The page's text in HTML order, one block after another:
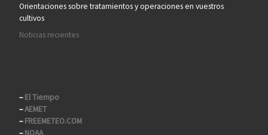
Orientaciones sobre tratamientos y operaciones en vuestros
cultivos
Noticias recientes
–El Tiempo
–AEMET
–FREEMETEO.COM
–NOAA